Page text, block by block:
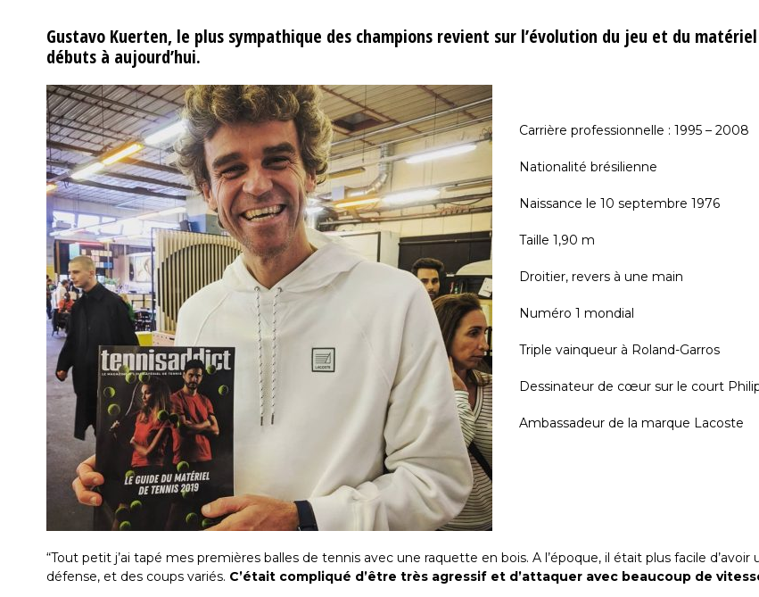
Gustavo Kuerten, le plus sympathique des champions revient sur l’évolution du jeu et du
débuts à aujourd’hui.
Carrière professionnelle : 1995 – 2008
Nationalité brésilienne
Naissance le 10 septembre 1976
Taille 1,90 m
Droitier, revers à une main
Numéro 1 mondial
Triple vainqueur à Roland-Garros
Dessinateur de cœur sur le court
Ambassadeur de la marque Lacoste
“Tout petit j’ai tapé mes premières balles de tennis avec une raquette en bois. A l’époque, il était plus facile d’avoir
défense, et des coups variés. C’était compliqué d’être très agressif et d’attaquer avec beaucoup de